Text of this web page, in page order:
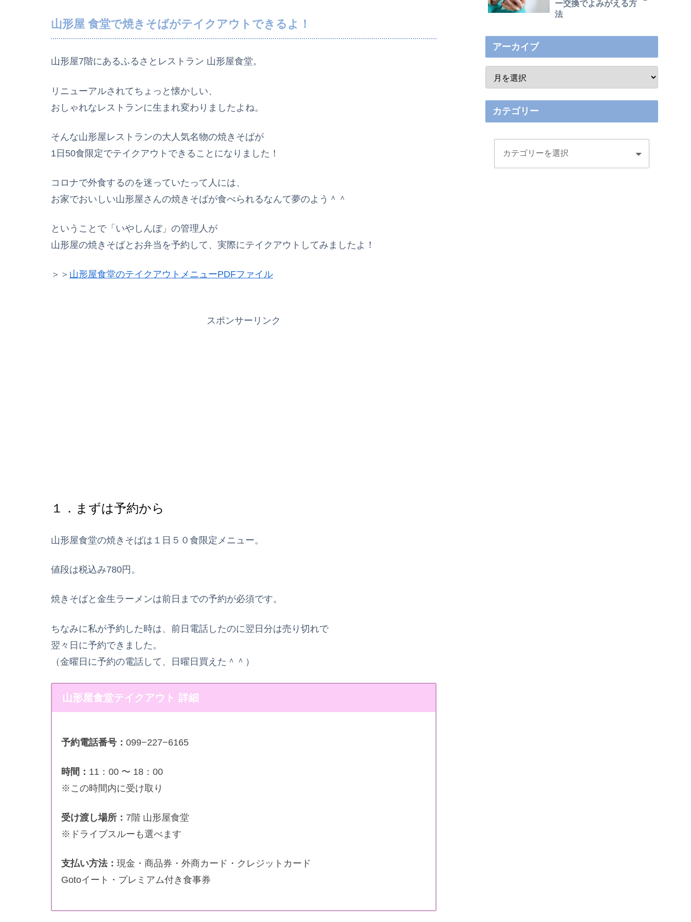
山形屋 食堂で焼きそばがテイクアウトできるよ！
山形屋7階にあるふるさとレストラン 山形屋食堂。
リニューアルされてちょっと懐かしい、
おしゃれなレストランに生まれ変わりましたよね。
そんな山形屋レストランの大人気名物の焼きそばが
1日50食限定でテイクアウトできることになりました！
コロナで外食するのを迷っていたって人には、
お家でおいしい山形屋さんの焼きそばが食べられるなんて夢のよう＾＾
ということで「いやしんぼ」の管理人が
山形屋の焼きそばとお弁当を予約して、実際にテイクアウトしてみましたよ！
＞＞ 山形屋食堂のテイクアウトメニューPDFファイル
スポンサーリンク
１．まずは予約から
山形屋食堂の焼きそばは１日５０食限定メニュー。
値段は税込み780円。
焼きそばと金生ラーメンは前日までの予約が必須です。
ちなみに私が予約した時は、前日電話したのに翌日分は売り切れで
翌々日に予約できました。
（金曜日に予約の電話して、日曜日買えた＾＾）
山形屋食堂テイクアウト 詳細
予約電話番号： 099−227−6165
時間： 11：00 〜 18：00
※この時間内に受け取り
受け渡し場所： 7階 山形屋食堂
※ドライブスルーも選べます
支払い方法： 現金・商品券・外商カード・クレジットカード
Gotoイート・プレミアム付き食事券
ー交換でよみがえる方
法
アーカイブ
カテゴリー